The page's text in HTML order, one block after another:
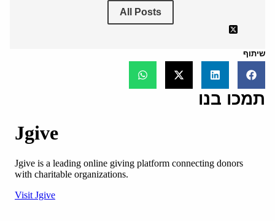
All Posts
שיתוף
תמכו בנו